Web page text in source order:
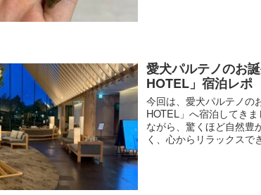
愛犬パルテノのお
HOTEL」宿泊レポ
今回は、愛犬パルテノの
HOTEL」へ宿泊してき
ながら、驚くほど自然豊
く、心からリラックスで